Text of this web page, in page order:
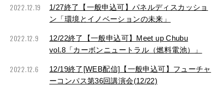
2022.12.19
1/27終了【一般申込可】パネルディスカッショ
ン「環境とイノベーションの未来」
2022.12.9
12/22終了【一般申込可】Meet up Chubu
vol.8「カーボンニュートラル（燃料電池）」
2022.12.6
12/19終了[WEB配信]【一般申込可】フューチャ
ーコンパス第36回講演会(12/22)